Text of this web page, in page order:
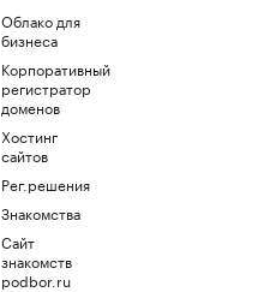
Облако для
бизнеса
Корпоративный
регистратор
доменов
Хостинг
сайтов
Рег.решения
Знакомства
Сайт
знакомств
podbor.ru